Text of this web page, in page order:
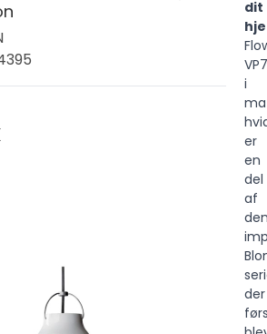
dit
VP7
i
er
en
del
af
der